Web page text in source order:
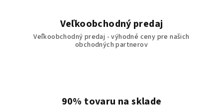
Veľkoobchodný predaj
Veľkoobchodný predaj - výhodné ceny pre našich
obchodných partnerov
90% tovaru na sklade